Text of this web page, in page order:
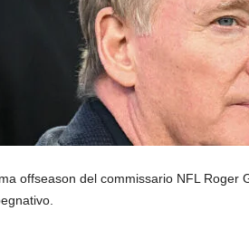
offseason del commissario NFL Roger